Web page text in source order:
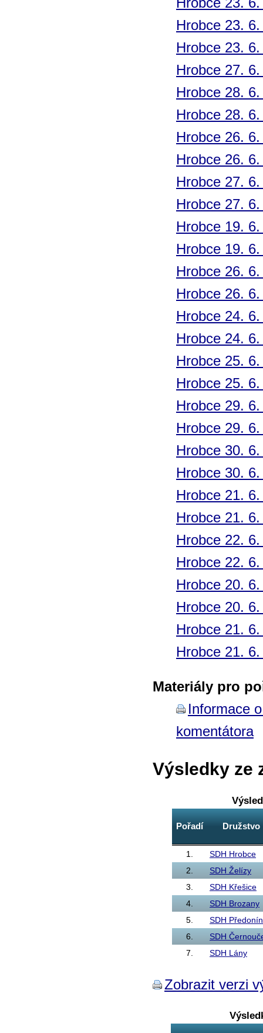
Hrobce 23.
Hrobce 23.
Hrobce 27.
Hrobce 28.
Hrobce 28.
Hrobce 26.
Hrobce 26.
Hrobce 27.
Hrobce 27.
Hrobce 19.
Hrobce 19.
Hrobce 26.
Hrobce 26.
Hrobce 24.
Hrobce 24.
Hrobce 25.
Hrobce 25.
Hrobce 29.
Hrobce 29.
Hrobce 30.
Hrobce 30.
Hrobce 21.
Hrobce 21.
Hrobce 22.
Hrobce 22.
Hrobce 20.
Hrobce 20.
Hrobce 21.
Hrobce 21.
Materiály pro
Informace
komentátora
Výsledky ze
Pořadí Družstvo
1.
SDH Hrobce
2.
SDH Želízy
3.
SDH Křešice
4.
SDH Brozany
5.
SDH Předonín
6.
SDH
7.
SDH Lány
Zobrazit verzi